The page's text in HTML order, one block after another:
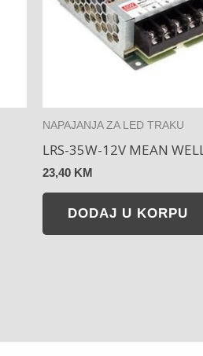
NAPAJANJA ZA LED TRAKU
LRS-35W-12V MEAN
23,40 KM
DODAJ U KORPU